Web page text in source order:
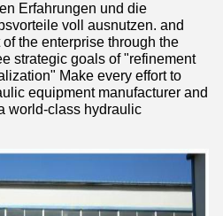
Erfahrungen und die
voll ausnutzen. and
the enterprise through the
strategic goals of "refinement
Make every effort to
equipment manufacturer and
world-class hydraulic